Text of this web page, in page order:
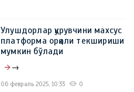
Улушдорлар қурувчини махсус
платформа орқали текшириши
мумкин бўлади
→
06 февраль 2025, 10:33 0